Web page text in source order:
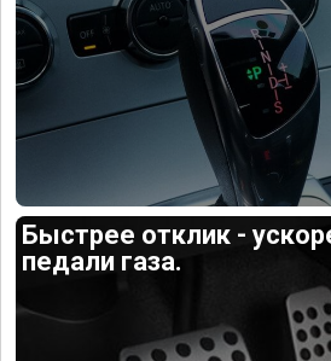
Быстрее отклик -
педали газа.